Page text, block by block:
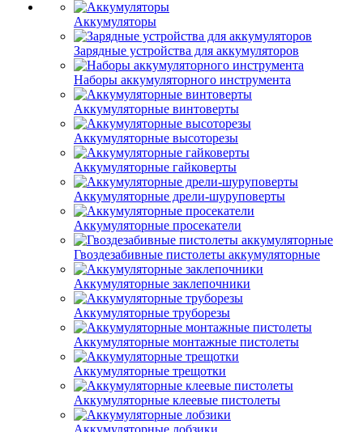
Аккумуляторы
Зарядные устройства для аккумуляторов
Наборы аккумуляторного инструмента
Аккумуляторные винтоверты
Аккумуляторные высоторезы
Аккумуляторные гайковерты
Аккумуляторные дрели-шуруповерты
Аккумуляторные просекатели
Гвоздезабивные пистолеты аккумуляторные
Аккумуляторные заклепочники
Аккумуляторные труборезы
Аккумуляторные монтажные пистолеты
Аккумуляторные трещотки
Аккумуляторные клеевые пистолеты
Аккумуляторные лобзики